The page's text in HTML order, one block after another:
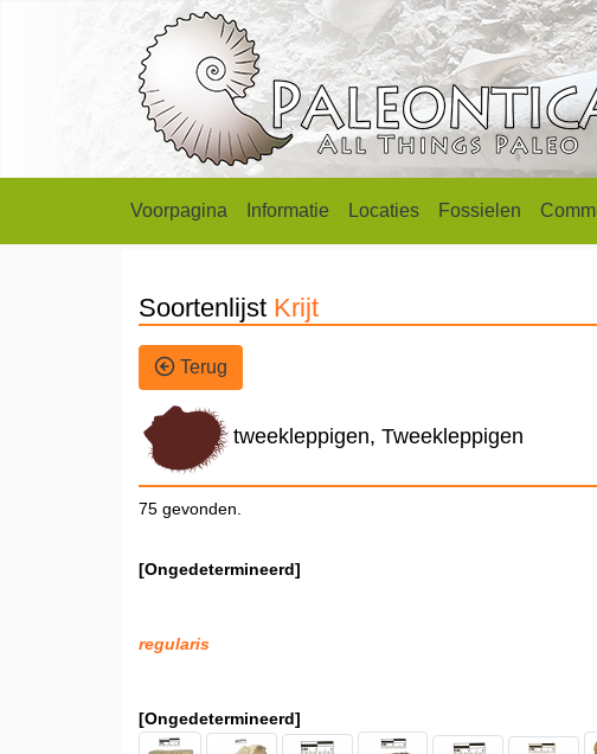
Voorpagina Informatie Locaties Fossielen
Soortenlijst Krijt
Terug
tweekleppigen, Tweekleppigen
75 gevonden.
[Ongedetermineerd]
regularis
[Ongedetermineerd]